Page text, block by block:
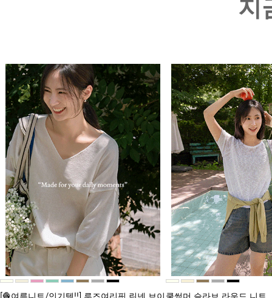
지